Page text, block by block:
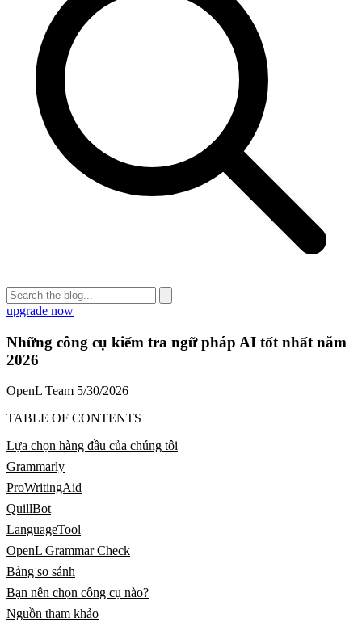
upgrade now
Những công cụ kiểm tra ngữ pháp AI tốt nhất năm
2026
OpenL Team 5/30/2026
TABLE OF CONTENTS
Lựa chọn hàng đầu của chúng tôi
Grammarly
ProWritingAid
QuillBot
LanguageTool
OpenL Grammar Check
Bảng so sánh
Bạn nên chọn công cụ nào?
Nguồn tham khảo